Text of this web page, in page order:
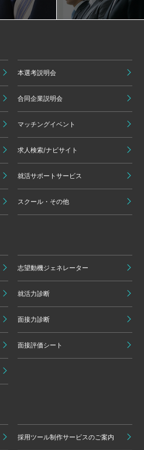
本選考説明会
合同企業説明会
マッチングイベント
求人検索/ナビサイト
就活サポートサービス
スクール・その他
志望動機ジェネレーター
就活力診断
面接力診断
面接評価シート
採用ツール制作サービスのご案内